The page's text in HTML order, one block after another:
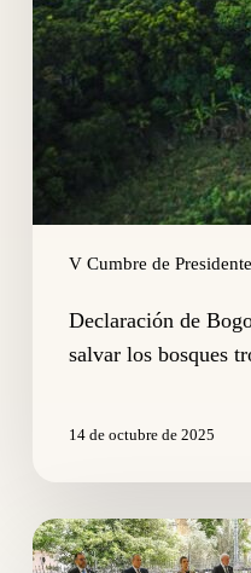
V Cumbre de
Declaración de
salvar los bosques
14 de octubre de 2025
Amazonía
en